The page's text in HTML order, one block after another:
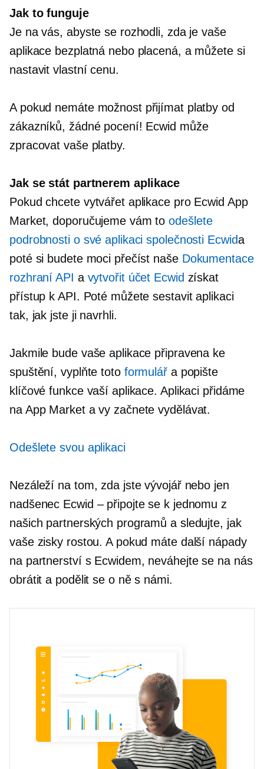
Jak to funguje
Je na vás, abyste se rozhodli, zda je vaše
aplikace bezplatná nebo placená, a můžete si
nastavit vlastní cenu.
A pokud nemáte možnost přijímat platby od
zákazníků, žádné pocení! Ecwid může
zpracovat vaše platby.
Jak se stát partnerem aplikace
Pokud chcete vytvářet aplikace pro Ecwid App
Market, doporučujeme vám toodešlete
podrobnosti o své aplikaci společnosti Ecwida
poté si budete moci přečíst naše Dokumentace
rozhraní API a vytvořit účet Ecwid získat
přístup k API. Poté můžete sestavit aplikaci
tak, jak jste ji navrhli.
Jakmile bude vaše aplikace připravena ke
spuštění, vyplňte toto formulářa popište
klíčové funkce vaší aplikace. Aplikaci přidáme
na App Market a vy začnete vydělávat.
Odešlete svou aplikaci
Nezáleží na tom, zda jste vývojář nebo jen
nadšenec Ecwid – připojte se k jednomu z
našich partnerských programů a sledujte, jak
vaše zisky rostou. A pokud máte další nápady
na partnerství s Ecwidem, neváhejte se na nás
obrátit a podělit se o ně s námi.